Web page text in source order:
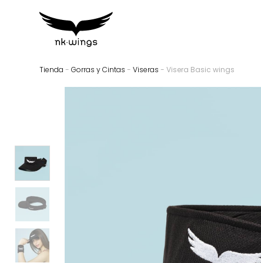
Tienda -Gorras y Cintas -Viseras - Visera Basic wings